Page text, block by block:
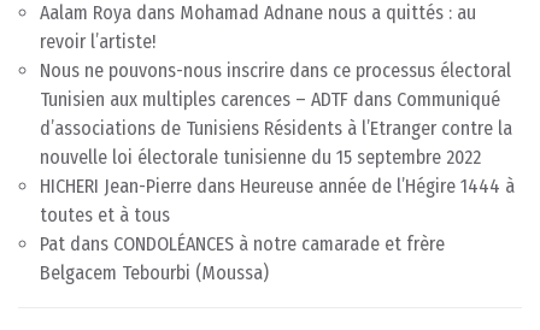
Aalam Roya dans Mohamad Adnane nous a quittés : au
revoir l’artiste!
Nous ne pouvons-nous inscrire dans ce processus électoral
Tunisien aux multiples carences – ADTF dans Communiqué
d’associations de Tunisiens Résidents à l’Etranger contre la
nouvelle loi électorale tunisienne du 15 septembre 2022
HICHERI Jean-Pierre dans Heureuse année de l’Hégire 1444 à
toutes et à tous
Pat dans CONDOLÉANCES à notre camarade et frère
Belgacem Tebourbi (Moussa)